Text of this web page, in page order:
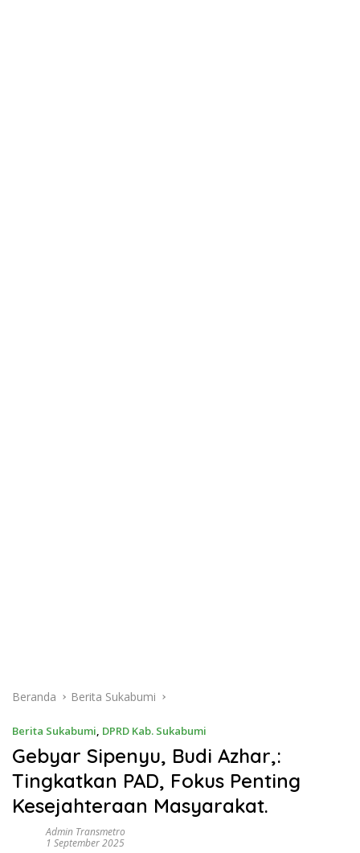
Beranda Berita Sukabumi
Berita Sukabumi, DPRD Kab. Sukabumi
Gebyar Sipenyu, Budi Azhar,:
Tingkatkan PAD, Fokus Penting
Kesejahteraan Masyarakat.
Admin Transmetro
1 September 2025